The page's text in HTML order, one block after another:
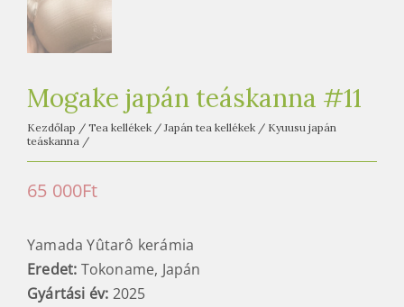
Mogake japán teáskanna #11
Kezdőlap / Tea kellékek /Japán tea kellékek / Kyuusu japán
teáskanna /
65 000Ft
Yamada Yûtarô kerámia
Eredet: Tokoname, Japán
Gyártási év: 2025